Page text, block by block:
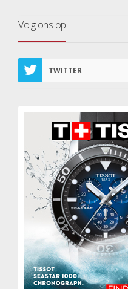
Volg ons op
TWITTER